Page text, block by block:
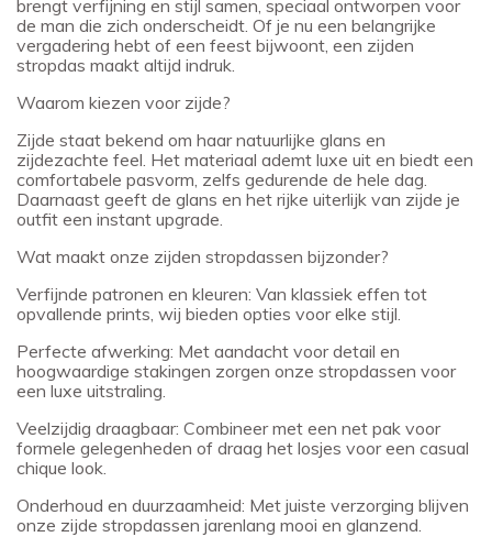
brengt verfijning en stijl samen, speciaal ontworpen voor
de man die zich onderscheidt. Of je nu een belangrijke
vergadering hebt of een feest bijwoont, een zijden
stropdas maakt altijd indruk.
Waarom kiezen voor zijde?
Zijde staat bekend om haar natuurlijke glans en
zijdezachte feel. Het materiaal ademt luxe uit en biedt een
comfortabele pasvorm, zelfs gedurende de hele dag.
Daarnaast geeft de glans en het rijke uiterlijk van zijde je
outfit een instant upgrade.
Wat maakt onze zijden stropdassen bijzonder?
Verfijnde patronen en kleuren: Van klassiek effen tot
opvallende prints, wij bieden opties voor elke stijl.
Perfecte afwerking: Met aandacht voor detail en
hoogwaardige stakingen zorgen onze stropdassen voor
een luxe uitstraling.
Veelzijdig draagbaar: Combineer met een net pak voor
formele gelegenheden of draag het losjes voor een casual
chique look.
Onderhoud en duurzaamheid: Met juiste verzorging blijven
onze zijde stropdassen jarenlang mooi en glanzend.